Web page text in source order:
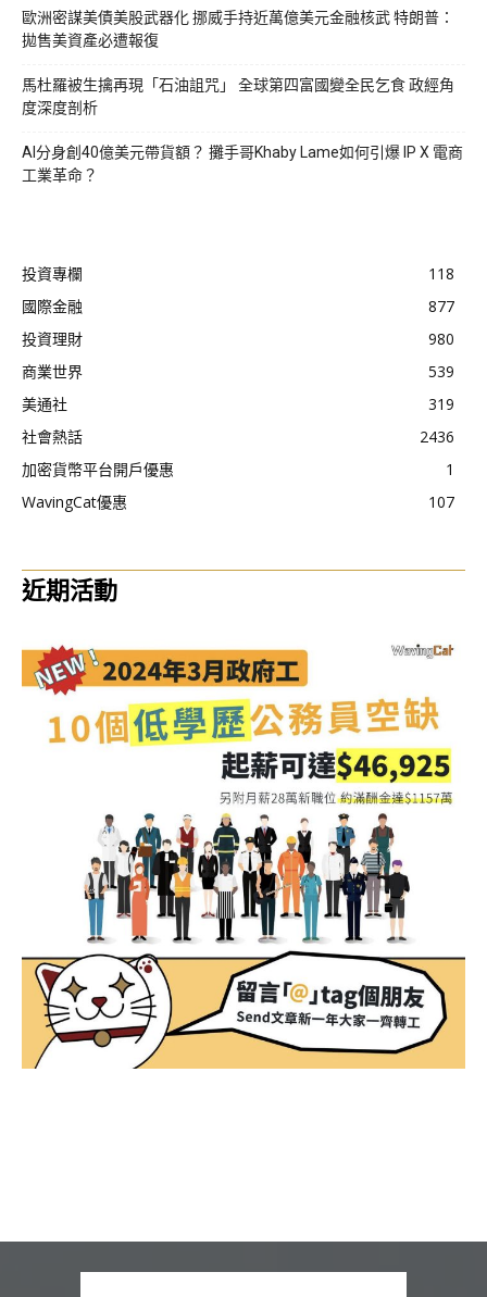
歐洲密謀美債美股武器化 挪威手持近萬億美元金融核武 特朗普：
拋售美資產必遭報復
馬杜羅被生擒再現「石油詛咒」 全球第四富國變全民乞食 政經角
度深度剖析
AI分身創40億美元帶貨額？ 攤手哥Khaby Lame如何引爆 IP X 電商
工業革命？
投資專欄
118
國際金融
877
投資理財
980
商業世界
539
美通社
319
社會熱話
2436
加密貨幣平台開戶優惠
1
WavingCat優惠
107
近期活動